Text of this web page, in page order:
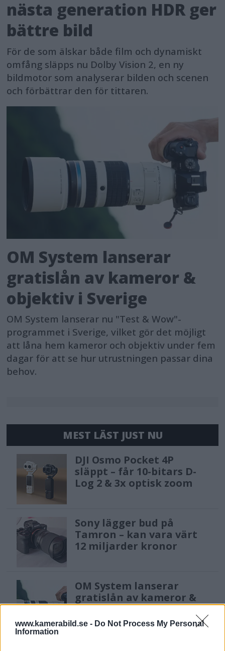
www.kamerabild.se - Do Not Process My Personal
Information
nästa generation HDR ger
bättre bild
För de som älskar både film och dynamiskt
omfång släpps nu Dolby Vision 2, en ny
bildmotor som analyserar bilden och scenen
och förbättrar den för tittaren.
OM System lanserar
gratislån av kameror &
objektiv i Sverige
OM System lanserar nu "Test & Wow"-
programmet i Sverige, vilket gör det möjligt
att låna hem kameror och objektiv under fem
dagar för att se hur utrustningen passar dina
behov.
MEST LÄST JUST NU
DJI Osmo Pocket 4P
släppt – får 10-bitars D-
Log 2 & 3x optisk zoom
Sony lägger bud på
Tamron – kan vara värt
12 miljarder kronor
OM System lanserar
gratislån av kameror &
objektiv i Sverige